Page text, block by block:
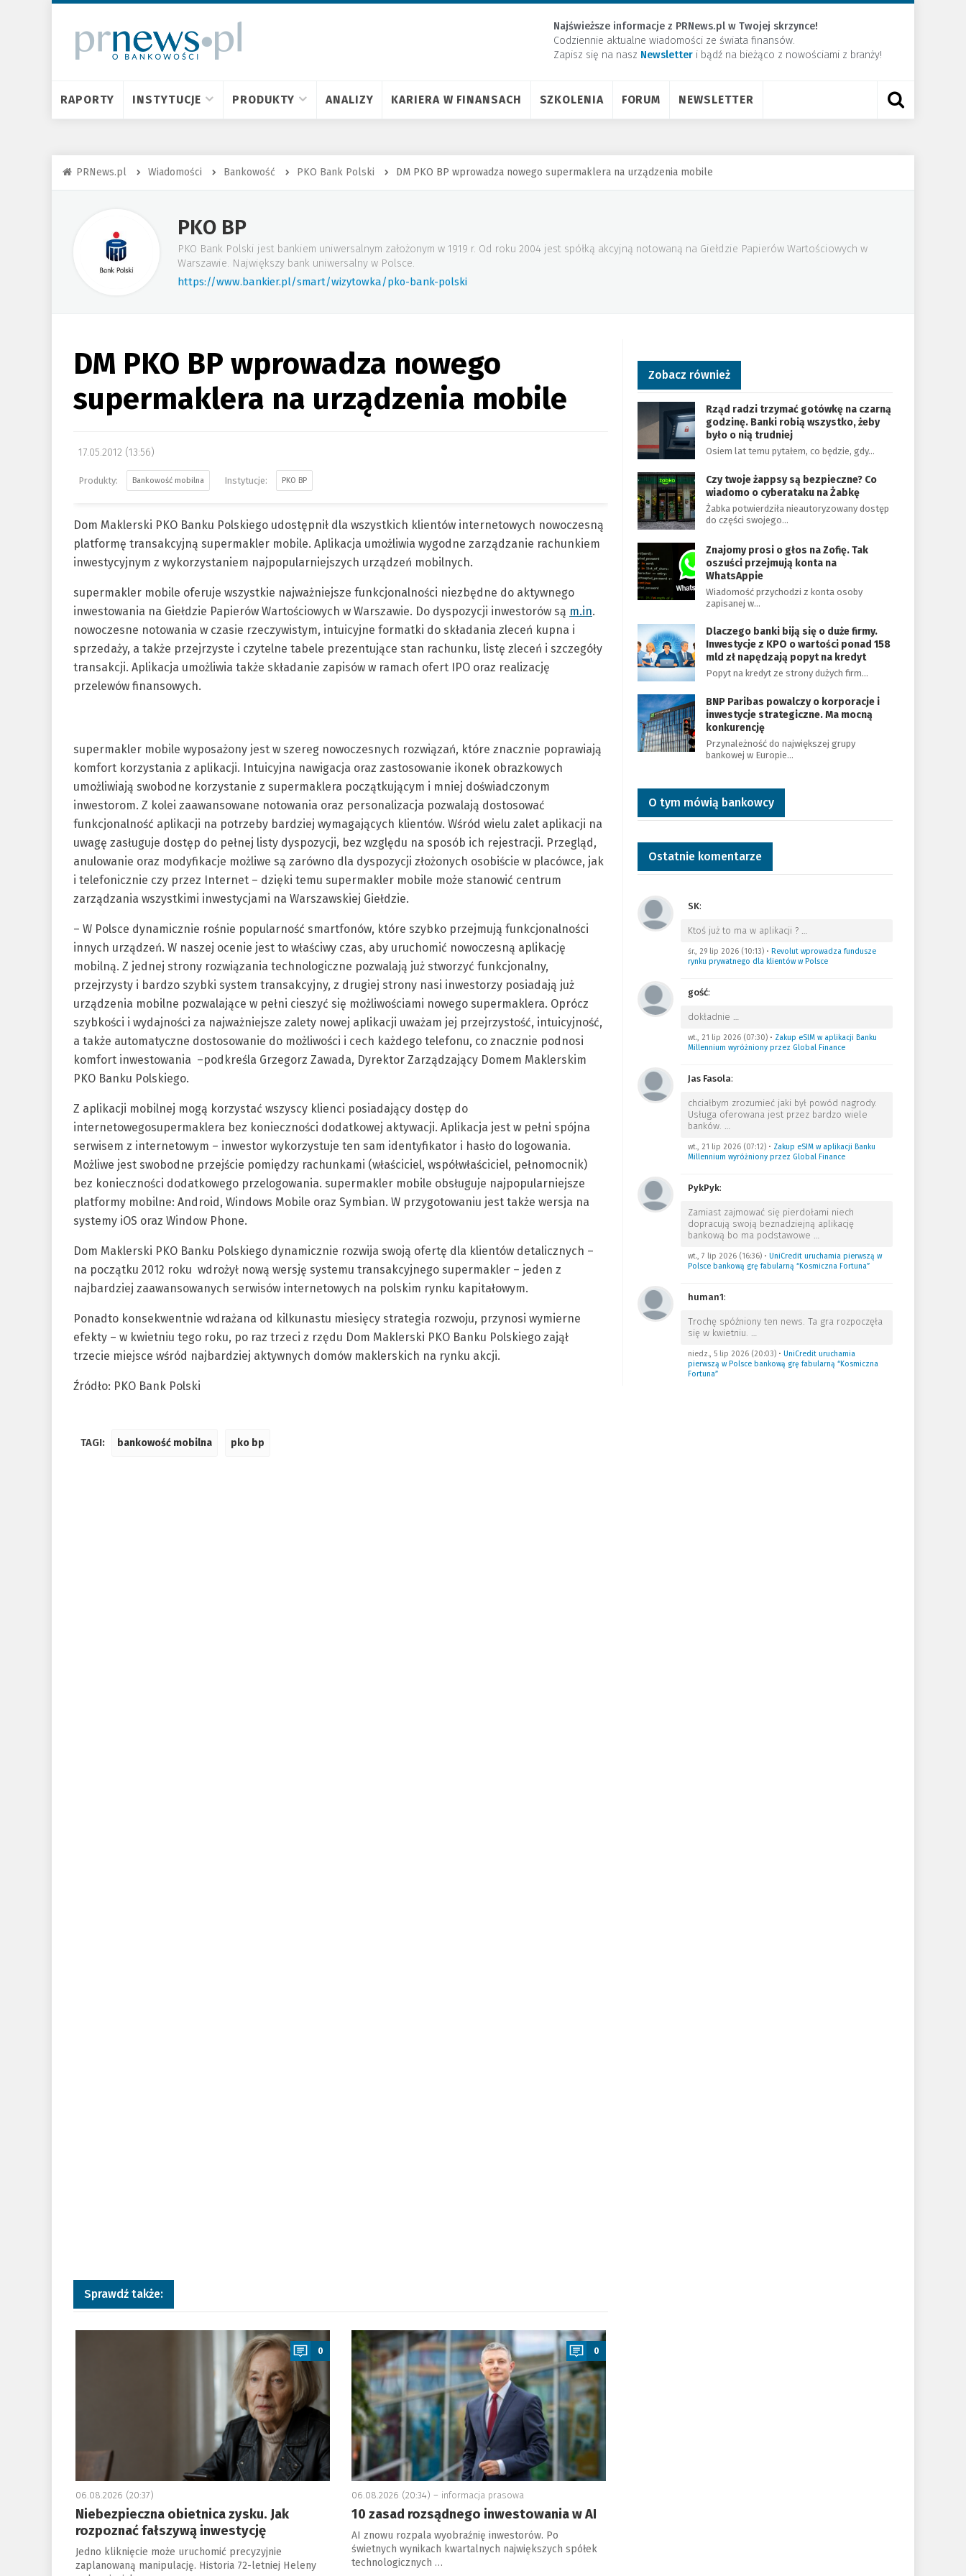
Najświeższe informacje z PRNews.pl w Twojej skrzynce!
Codziennie aktualne wiadomości ze świata finansów.
Zapisz się na nasz Newsletter ​i bądź na bieżąco z nowościami z branży!
RAPORTY INSTYTUCJE PRODUKTY ANALIZY KARIERA W FINANSACH SZKOLENIA FORUM NEWSLETTER
PRNews.pl Wiadomości Bankowość PKO Bank Polski DM PKO BP wprowadza nowego supermaklera na urządzenia mobile
PKO BP
PKO Bank Polski jest bankiem uniwersalnym założonym w 1919 r. Od roku 2004 jest spółką akcyjną notowaną na Giełdzie Papierów Wartościowych w
Warszawie. Największy bank uniwersalny w Polsce.
https://www.bankier.pl/smart/wizytowka/pko-bank-polski
DM PKO BP wprowadza nowego
supermaklera na urządzenia mobile
17.05.2012 (13:56)
Bankowość mobilna PKO BP
Dom Maklerski PKO Banku Polskiego udostępnił dla wszystkich klientów internetowych nowoczesną
platformę transakcyjną supermakler mobile. Aplikacja umożliwia wygodne zarządzanie rachunkiem
inwestycyjnym z wykorzystaniem najpopularniejszych urządzeń mobilnych.
supermakler mobile oferuje wszystkie najważniejsze funkcjonalności niezbędne do aktywnego
inwestowania na Giełdzie Papierów Wartościowych w Warszawie. Do dyspozycji inwestorów są m.in.
nowoczesne notowania w czasie rzeczywistym, intuicyjne formatki do składania zleceń kupna i
sprzedaży, a także przejrzyste i czytelne tabele prezentujące stan rachunku, listę zleceń i szczegóły
transakcji. Aplikacja umożliwia także składanie zapisów w ramach ofert IPO oraz realizację
przelewów finansowych.
supermakler mobile wyposażony jest w szereg nowoczesnych rozwiązań, które znacznie poprawiają
komfort korzystania z aplikacji. Intuicyjna nawigacja oraz zastosowanie ikonek obrazkowych
umożliwiają swobodne korzystanie z supermaklera początkującym i mniej doświadczonym
inwestorom. Z kolei zaawansowane notowania oraz personalizacja pozwalają dostosować
funkcjonalność aplikacji na potrzeby bardziej wymagających klientów. Wśród wielu zalet aplikacji na
uwagę zasługuje dostęp do pełnej listy dyspozycji, bez względu na sposób ich rejestracji. Przegląd,
anulowanie oraz modyfikacje możliwe są zarówno dla dyspozycji złożonych osobiście w placówce, jak
i telefonicznie czy przez Internet – dzięki temu supermakler mobile może stanowić centrum
zarządzania wszystkimi inwestycjami na Warszawskiej Giełdzie.
– W Polsce dynamicznie rośnie popularność smartfonów, które szybko przejmują funkcjonalności
innych urządzeń. W naszej ocenie jest to właściwy czas, aby uruchomić nowoczesną aplikację
mobilną. Z jednej strony rozwiązania technologiczne pozwalają już stworzyć funkcjonalny,
przejrzysty i bardzo szybki system transakcyjny, z drugiej strony nasi inwestorzy posiadają już
urządzenia mobilne pozwalające w pełni cieszyć się możliwościami nowego supermaklera. Oprócz
szybkości i wydajności za najważniejsze zalety nowej aplikacji uważam jej przejrzystość, intuicyjność,
a także automatyczne dostosowanie do możliwości i cech każdego telefonu, co znacznie podnosi
komfort inwestowania –podkreśla Grzegorz Zawada, Dyrektor Zarządzający Domem Maklerskim
PKO Banku Polskiego.
Z aplikacji mobilnej mogą korzystać wszyscy klienci posiadający dostęp do
internetowegosupermaklera bez konieczności dodatkowej aktywacji. Aplikacja jest w pełni spójna
serwisem z internetowym – inwestor wykorzystuje ten sam identyfikator i hasło do logowania.
Możliwe jest swobodne przejście pomiędzy rachunkami (właściciel, współwłaściciel, pełnomocnik)
bez konieczności dodatkowego przelogowania. supermakler mobile obsługuje najpopularniejsze
platformy mobilne: Android, Windows Mobile oraz Symbian. W przygotowaniu jest także wersja na
systemy iOS oraz Window Phone.
Dom Maklerski PKO Banku Polskiego dynamicznie rozwija swoją ofertę dla klientów detalicznych –
na początku 2012 roku wdrożył nową wersję systemu transakcyjnego supermakler – jeden z
najbardziej zaawansowanych serwisów internetowych na polskim rynku kapitałowym.
Ponadto konsekwentnie wdrażana od kilkunastu miesięcy strategia rozwoju, przynosi wymierne
efekty – w kwietniu tego roku, po raz trzeci z rzędu Dom Maklerski PKO Banku Polskiego zajął
trzecie miejsce wśród najbardziej aktywnych domów maklerskich na rynku akcji.
Źródło: PKO Bank Polski
TAGI: bankowość mobilna pko bp
Sprawdź także:
a
0
06.08.2026 (20:37)
Niebezpieczna obietnica zysku. Jak
rozpoznać fałszywą inwestycję
Jedno kliknięcie może uruchomić precyzyjnie
zaplanowaną manipulację. Historia 72-letniej Heleny
a
0
06.08.2026 (20:34) – informacja prasowa
10 zasad rozsądnego inwestowania w AI
AI znowu rozpala wyobraźnię inwestorów. Po
świetnych wynikach kwartalnych największych spółek
technologicznych …
Zobacz również
Rząd radzi trzymać gotówkę na czarną
godzinę. Banki robią wszystko, żeby
było o nią trudniej
Osiem lat temu pytałem, co będzie, gdy…
Czy twoje żappsy są bezpieczne? Co
wiadomo o cyberataku na Żabkę
Żabka potwierdziła nieautoryzowany dostęp
do części swojego…
Znajomy prosi o głos na Zofię. Tak
oszuści przejmują konta na
WhatsAppie
Wiadomość przychodzi z konta osoby
zapisanej w…
Dlaczego banki biją się o duże firmy.
Inwestycje z KPO o wartości ponad 158
mld zł napędzają popyt na kredyt
Popyt na kredyt ze strony dużych firm…
BNP Paribas powalczy o korporacje i
inwestycje strategiczne. Ma mocną
konkurencję
Przynależność do największej grupy
bankowej w Europie…
O tym mówią bankowcy
Ostatnie komentarze
SK:
Ktoś już to ma w aplikacji ? …
śr., 29 lip 2026 (10:13)• Revolut wprowadza fundusze
rynku prywatnego dla klientów w Polsce
gość:
dokładnie …
wt., 21 lip 2026 (07:30)• Zakup eSIM w aplikacji Banku
Millennium wyróżniony przez Global Finance
Jas Fasola:
chciałbym zrozumieć jaki był powód nagrody.
Usługa oferowana jest przez bardzo wiele
banków. …
wt., 21 lip 2026 (07:12)• Zakup eSIM w aplikacji Banku
Millennium wyróżniony przez Global Finance
PykPyk:
Zamiast zajmować się pierdołami niech
dopracują swoją beznadziejną aplikację
bankową bo ma podstawowe …
wt., 7 lip 2026 (16:36)• UniCredit uruchamia pierwszą w
Polsce bankową grę fabularną “Kosmiczna Fortuna”
human1:
Trochę spóźniony ten news. Ta gra rozpoczęła
się w kwietniu. …
niedz., 5 lip 2026 (20:03)• UniCredit uruchamia
pierwszą w Polsce bankową grę fabularną “Kosmiczna
Fortuna”